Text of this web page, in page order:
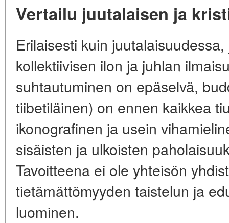
Vertailu juutalaisen ja
Erilaisesti kuin
kollektiivisen ilon ja juhlan
suhtautuminen on epäselvä,
tiibetiläinen) on ennen kaikkea
ikonografinen ja usein
sisäisten ja ulkoisten
Tavoitteena ei ole yhteisön
tietämättömyyden taistelun ja
luominen.